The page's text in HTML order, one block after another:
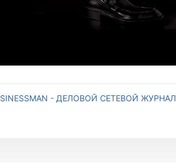
- ДЕЛОВОЙ СЕТЕВОЙ ЖУРНАЛ